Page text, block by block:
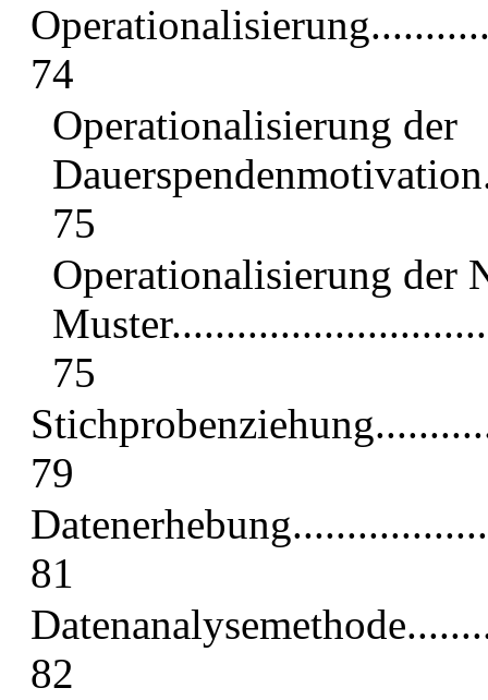
74
Operationalisierung der
75
Operationalisierung der
75
79
81
82